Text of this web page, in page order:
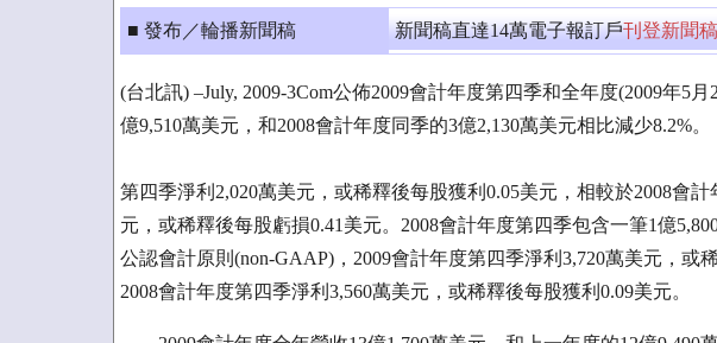
■ 發布／輪播新聞稿 新聞稿直達14萬電子報訂戶刊登新聞
(台北訊) –July, 2009-3Com公佈2009會計年度第四季和全年度(2009年5
億9,510萬美元，和2008會計年度同季的3億2,130萬美元相比減少8.2%。
第四季淨利2,020萬美元，或稀釋後每股獲利0.05美元，相較於2008會
元，或稀釋後每股虧損0.41美元。2008會計年度第四季包含一筆1億
公認會計原則(non-GAAP)，2009會計年度第四季淨利3,720萬美元，或
2008會計年度第四季淨利3,560萬美元，或稀釋後每股獲利0.09美元。